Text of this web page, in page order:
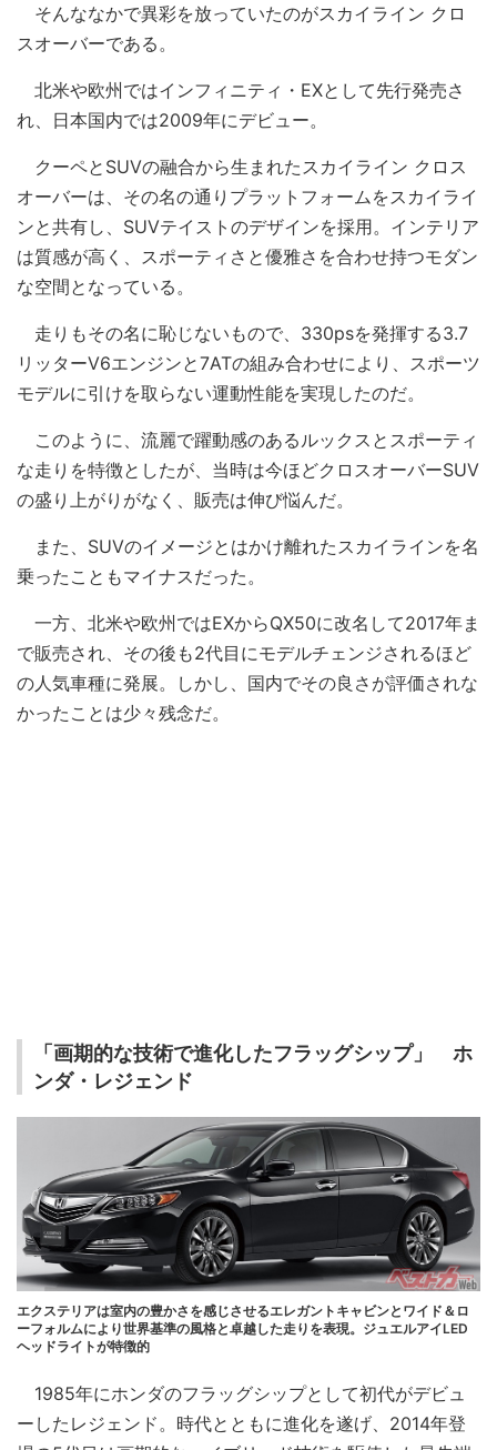
そんななかで異彩を放っていたのがスカイライン クロ
スオーバーである。
北米や欧州ではインフィニティ・EXとして先行発売さ
れ、日本国内では2009年にデビュー。
クーペとSUVの融合から生まれたスカイライン クロス
オーバーは、その名の通りプラットフォームをスカイライ
ンと共有し、SUVテイストのデザインを採用。インテリア
は質感が高く、スポーティさと優雅さを合わせ持つモダン
な空間となっている。
走りもその名に恥じないもので、330psを発揮する3.7
リッターV6エンジンと7ATの組み合わせにより、スポーツ
モデルに引けを取らない運動性能を実現したのだ。
このように、流麗で躍動感のあるルックスとスポーティ
な走りを特徴としたが、当時は今ほどクロスオーバーSUV
の盛り上がりがなく、販売は伸び悩んだ。
また、SUVのイメージとはかけ離れたスカイラインを名
乗ったこともマイナスだった。
一方、北米や欧州ではEXからQX50に改名して2017年ま
で販売され、その後も2代目にモデルチェンジされるほど
の人気車種に発展。しかし、国内でその良さが評価されな
かったことは少々残念だ。
「画期的な技術で進化したフラッグシップ」 ホ
ンダ・レジェンド
エクステリアは室内の豊かさを感じさせるエレガントキャビンとワイド＆ロ
ーフォルムにより世界基準の風格と卓越した走りを表現。ジュエルアイLED
ヘッドライトが特徴的
1985年にホンダのフラッグシップとして初代がデビュ
ーしたレジェンド。時代とともに進化を遂げ、2014年登